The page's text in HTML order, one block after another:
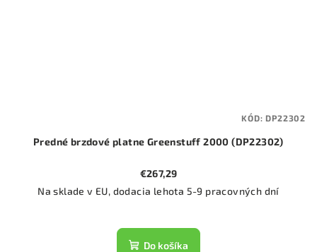
Predné brzdové platne Greenstuff 2000 (DP22302)
€267,29
Na sklade v EU, dodacia lehota 5-9 pracovných dní
Do košíka
KÓD:DP22302